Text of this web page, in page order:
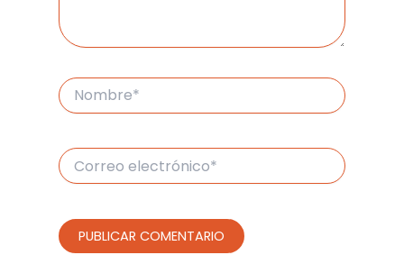
Nombre*
Correo
electrónico*